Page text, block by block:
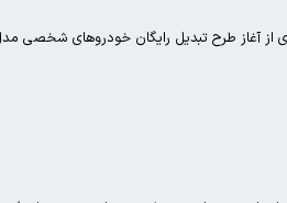
مدل ۱۳۹۴ و بالاتر به‌منظور افزایش سهم سوخت پاک سی‌ان‌جی در سبد سوخت خودروها خبر